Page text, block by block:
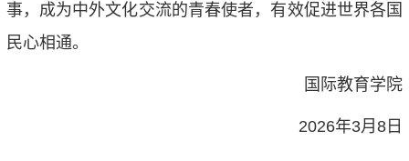
事，成为中外文化交流的青春使者，有效促进世界各国
民心相通。
国际教育学院
2026年3月8日